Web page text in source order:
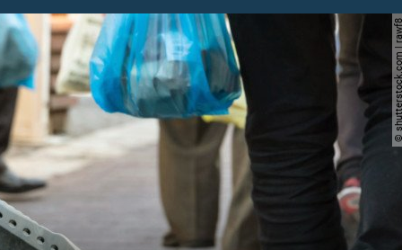
© shutterstock.com | rawf8